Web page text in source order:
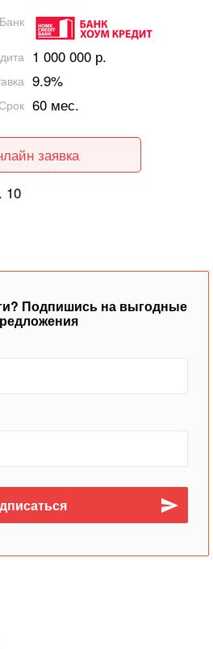
Банк
1 000 000 р.
9.9%
Срок 60 мес.
заявка
10
Подпишись на выгодные